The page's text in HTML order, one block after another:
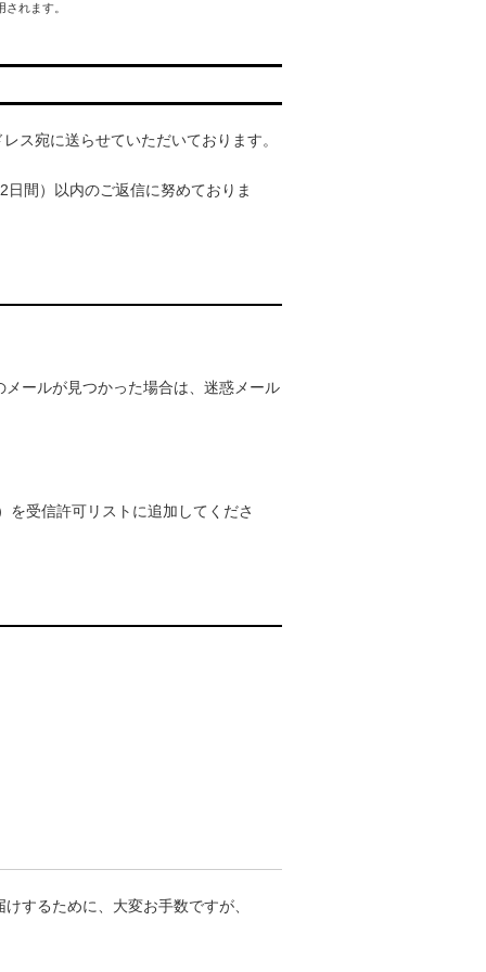
されます。
ス宛に送らせていただいております。
間）以内のご返信に努めておりま
ールが見つかった場合は、迷惑メール
を受信許可リストに追加してくださ
するために、大変お手数ですが、